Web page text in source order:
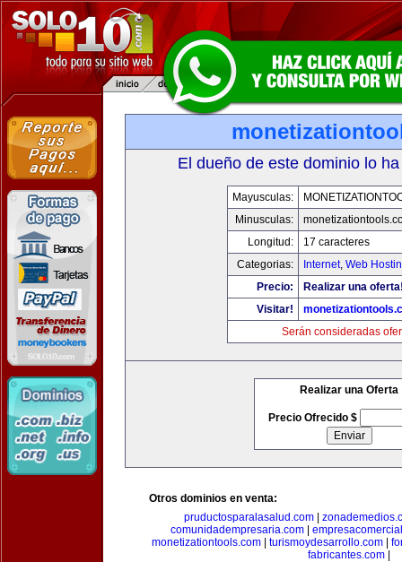
El dueño de este dominio lo
Mayusculas:
Minusculas:
Longitud:
17 caracteres
Categorias:
Internet, Web
Precio:
Realizar una
Visitar!
Serán consideradas
Realizar una Oferta
Precio Ofrecido $
Otros dominios en venta:
pruductosparalasalud.com|
comunidadempresaria.com
monetizationtools.com| turismoydesarrollo.com|
fabricantes.com